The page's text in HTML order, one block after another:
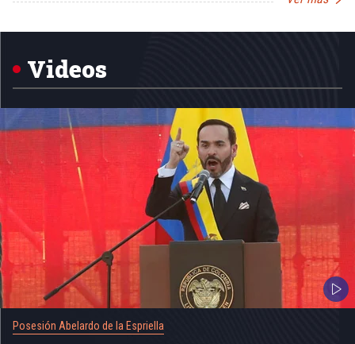
1
Videos
Posesión Abelardo de la Espriella